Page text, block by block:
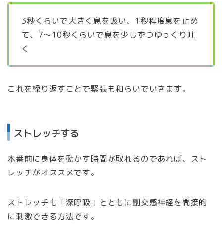
3秒くらいで大きく息を吸い、1秒程度息を止め
て、7～10秒くらいで息を少しずつゆっくり吐
く
これを繰り返すことで緊張も和らいでいきます。
ストレッチする
本番前に身体を動かす時間が取れるのであれば、スト
レッチがオススメです。
ストレッチも「深呼吸」とともに副交感神経を間接的
に刺激できる方法です。